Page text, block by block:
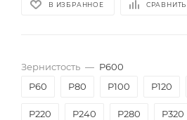
В ИЗБРАННОЕ СРАВНИТЬ
Зернистость — P600
P60
P80 P100 P120
P220 P240 P280 P320